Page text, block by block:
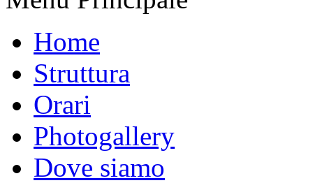
Home
Struttura
Orari
Photogallery
Dove siamo